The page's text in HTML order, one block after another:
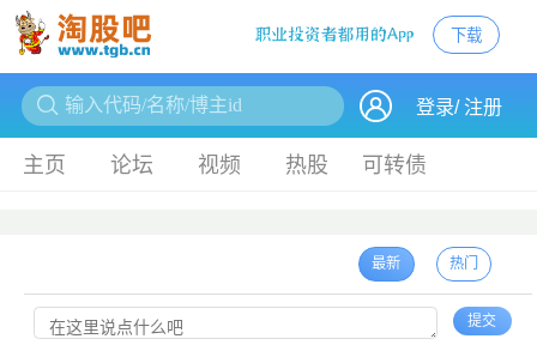
下载
登录/注册
主页 论坛 视频 热股 可转债
下载
热门
最新
提交